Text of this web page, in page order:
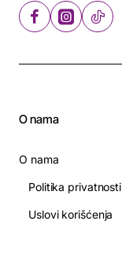
O nama
O nama
Politika privatnosti
Uslovi korišćenja